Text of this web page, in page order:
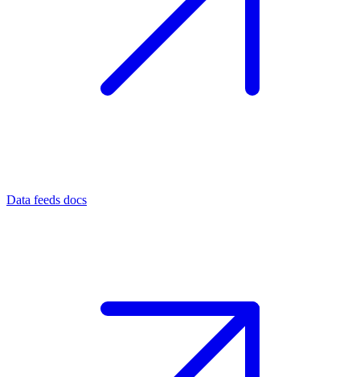
Data feeds docs